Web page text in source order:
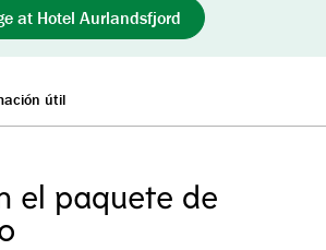
at Hotel Aurlandsfjord
útil
el paquete de